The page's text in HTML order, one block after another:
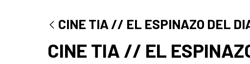
CINE TIA // EL ESPINAZO DEL
CINE TIA // EL